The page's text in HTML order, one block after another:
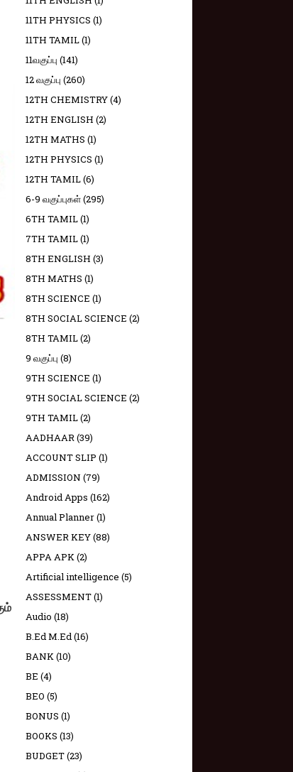
11TH PHYSICS (1)
11TH TAMIL(1)
11வகுப்பு (141)
12 வகுப்பு (260)
12TH CHEMISTRY(4)
12TH ENGLISH (2)
12TH MATHS (1)
12TH PHYSICS (1)
12TH TAMIL(6)
6-9 வகுப்புகள்(295)
6TH TAMIL(1)
7TH TAMIL(1)
8TH ENGLISH (3)
8TH MATHS (1)
8TH SCIENCE (1)
8TH SOCIAL SCIENCE (2)
8TH TAMIL(2)
9 வகுப்பு (8)
9TH SCIENCE (1)
9TH SOCIAL SCIENCE (2)
9TH TAMIL(2)
AADHAAR(39)
ACCOUNT SLIP (1)
ADMISSION (79)
Android Apps (162)
Annual Planner(1)
ANSWER KEY(88)
APPA APK(2)
Artificial intelligence (5)
ASSESSMENT(1)
Audio (18)
B.Ed M.Ed(16)
BANK(10)
BE (4)
BEO (5)
BONUS (1)
BOOKS (13)
BUDGET(23)